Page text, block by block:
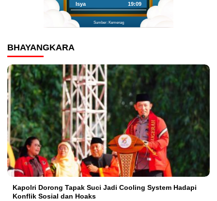
Isya 19:09
Sumber: Kemenag
BHAYANGKARA
Kapolri Dorong Tapak Suci Jadi Cooling System Hadapi
Konflik Sosial dan Hoaks